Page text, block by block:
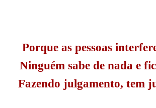
Porque as pessoas
Ninguém sabe de nada e
Fazendo julgamento, tem